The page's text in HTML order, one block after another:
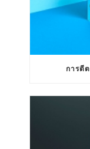
การตี